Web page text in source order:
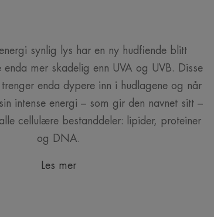
synlig lys har en ny hudfiende blitt
mer skadelig enn UVA og UVB. Disse
enda dypere inn i hudlagene og når
intense energi – som gir den navnet sitt –
cellulære bestanddeler: lipider, proteiner
og DNA.
Les mer